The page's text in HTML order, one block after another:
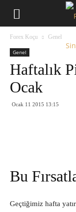
Forex Koçu Genel
Genel
Haftalık
Ocak
Ocak 11 2015 13:15
Bu
Geçtiğimiz hafta